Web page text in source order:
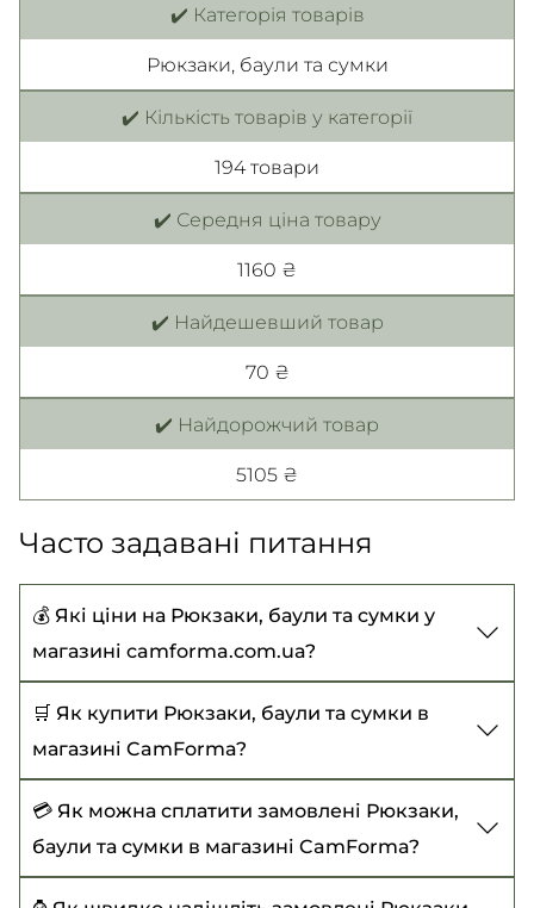
✔️ Категорія товарів
Рюкзаки, баули та сумки
✔️ Кількість товарів у категорії
194 товари
✔️ Середня ціна товару
1160 ₴
✔️ Найдешевший товар
70 ₴
✔️ Найдорожчий товар
5105 ₴
Часто задавані питання
💰 Які ціни на Рюкзаки, баули та сумки у
магазині camforma.com.ua?
Ціни на Рюкзаки, баули та сумки починаються
від 70 ₴ до 5105 ₴
🛒 Як купити Рюкзаки, баули та сумки в
магазині CamForma?
Щоб купити Рюкзаки, баули та сумки, виберіть
потрібний товар, додайте до кошика та
оформіть замовлення із зазначенням усіх
💳 Як можна сплатити замовлені Рюкзаки,
баули та сумки в магазині CamForma?